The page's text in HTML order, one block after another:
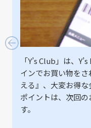
「Y’s Club」は、
インでお買い物を
える』、大変お得
ポイントは、次回
す。